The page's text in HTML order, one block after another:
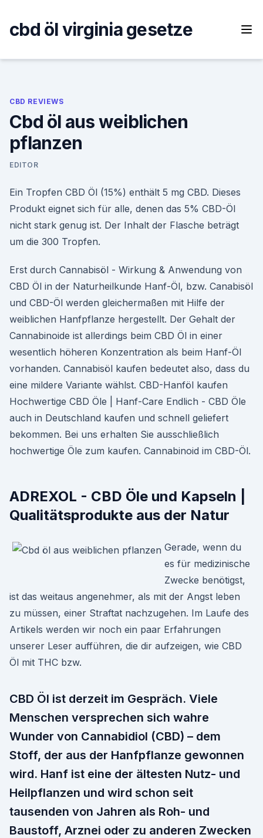
content
cbd öl virginia gesetze
CBD REVIEWS
Cbd öl aus weiblichen
pflanzen
EDITOR
Ein Tropfen CBD Öl (15%) enthält 5 mg CBD. Dieses
Produkt eignet sich für alle, denen das 5% CBD-Öl
nicht stark genug ist. Der Inhalt der Flasche beträgt
um die 300 Tropfen.
Erst durch Cannabisöl - Wirkung & Anwendung von
CBD Öl in der Naturheilkunde Hanf-Öl, bzw. Canabisöl
und CBD-Öl werden gleichermaßen mit Hilfe der
weiblichen Hanfpflanze hergestellt. Der Gehalt der
Cannabinoide ist allerdings beim CBD Öl in einer
wesentlich höheren Konzentration als beim Hanf-Öl
vorhanden. Cannabisöl kaufen bedeutet also, dass du
eine mildere Variante wählst. CBD-Hanföl kaufen
Hochwertige CBD Öle | Hanf-Care Endlich - CBD Öle
auch in Deutschland kaufen und schnell geliefert
bekommen. Bei uns erhalten Sie ausschließlich
hochwertige Öle zum kaufen. Cannabinoid im CBD-Öl.
ADREXOL - CBD Öle und Kapseln |
Qualitätsprodukte aus der Natur
Gerade, wenn du
es für medizinische
Zwecke benötigst,
ist das weitaus angenehmer, als mit der Angst leben
zu müssen, einer Straftat nachzugehen. Im Laufe des
Artikels werden wir noch ein paar Erfahrungen
unserer Leser aufführen, die dir aufzeigen, wie CBD
Öl mit THC bzw.
CBD Öl ist derzeit im Gespräch. Viele
Menschen versprechen sich wahre
Wunder von Cannabidiol (CBD) – dem
Stoff, der aus der Hanfpflanze gewon­nen
wird. Hanf ist eine der ältesten Nutz- und
Heilpflanzen und wird schon seit
tausenden von Jahren als Roh- und
Baustoff, Arznei oder zu anderen Zwecken